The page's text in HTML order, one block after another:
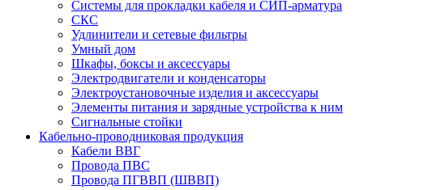
Системы для прокладки кабеля и СИП-арматура
СКС
Удлинители и сетевые фильтры
Умный дом
Шкафы, боксы и аксессуары
Электродвигатели и конденсаторы
Электроустановочные изделия и аксессуары
Элементы питания и зарядные устройства к ним
Сигнальные стойки
Кабельно-проводниковая продукция
Кабели ВВГ
Провода ПВС
Провода ПГВВП (ШВВП)